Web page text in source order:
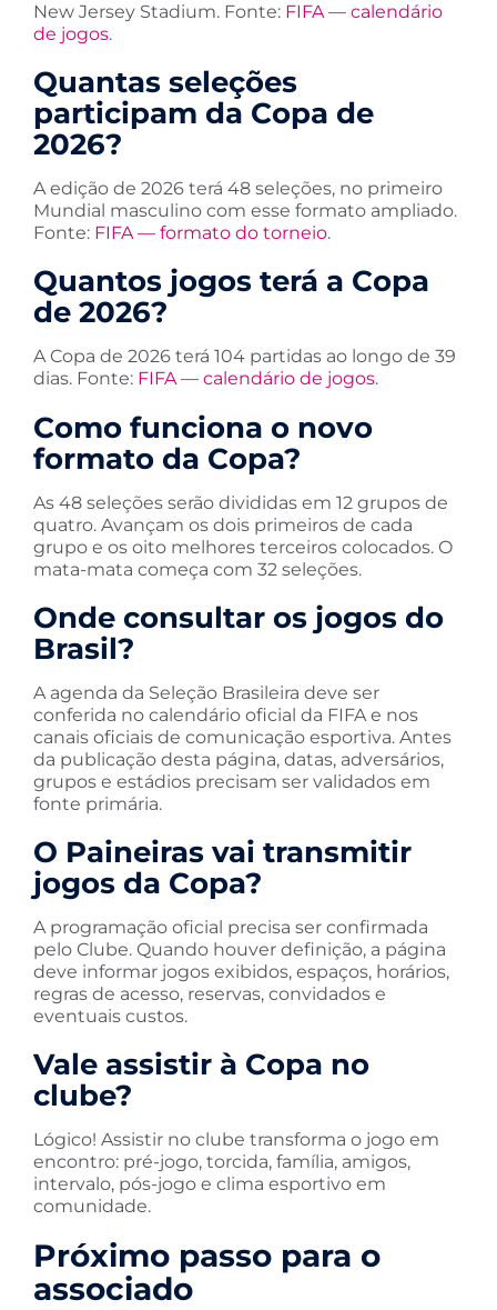
New Jersey Stadium. Fonte: FIFA — calendário
de jogos.
Quantas seleções
participam da Copa de
2026?
A edição de 2026 terá 48 seleções, no primeiro
Mundial masculino com esse formato ampliado.
Fonte: FIFA — formato do torneio.
Quantos jogos terá a Copa
de 2026?
A Copa de 2026 terá 104 partidas ao longo de 39
dias. Fonte: FIFA — calendário de jogos.
Como funciona o novo
formato da Copa?
As 48 seleções serão divididas em 12 grupos de
quatro. Avançam os dois primeiros de cada
grupo e os oito melhores terceiros colocados. O
mata-mata começa com 32 seleções.
Onde consultar os jogos do
Brasil?
A agenda da Seleção Brasileira deve ser
conferida no calendário oficial da FIFA e nos
canais oficiais de comunicação esportiva. Antes
da publicação desta página, datas, adversários,
grupos e estádios precisam ser validados em
fonte primária.
O Paineiras vai transmitir
jogos da Copa?
A programação oficial precisa ser confirmada
pelo Clube. Quando houver definição, a página
deve informar jogos exibidos, espaços, horários,
regras de acesso, reservas, convidados e
eventuais custos.
Vale assistir à Copa no
clube?
Lógico! Assistir no clube transforma o jogo em
encontro: pré-jogo, torcida, família, amigos,
intervalo, pós-jogo e clima esportivo em
comunidade.
Próximo passo para o
associado